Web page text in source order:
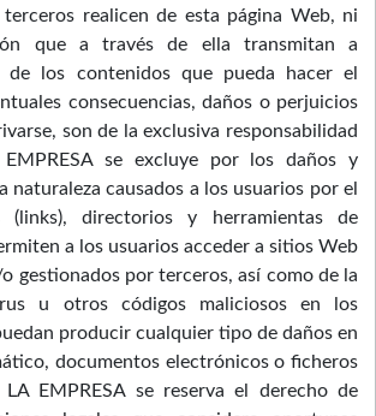
realicen de esta página Web, ni
que a través de ella transmitan a
de los contenidos que pueda hacer el
consecuencias, daños o perjuicios
son de la exclusiva responsabilidad
se excluye por los daños y
naturaleza causados a los usuarios por el
(links), directorios y herramientas de
a los usuarios acceder a sitios Web
gestionados por terceros, así como de la
u otros códigos maliciosos en los
producir cualquier tipo de daños en
documentos electrónicos o ficheros
EMPRESA se reserva el derecho de